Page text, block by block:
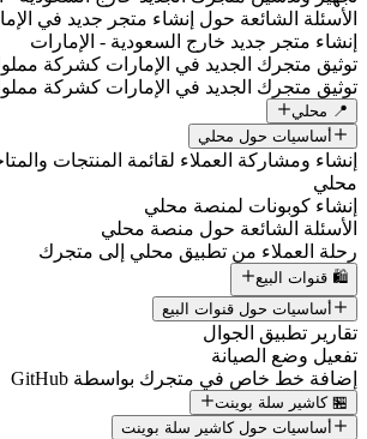
الأسئلة الشائعة حول إنشاء متجر جديد في
إنشاء متجر جديد خارج السعودية - الإمارات
توثيق متجرك الجديد في الإمارات كشركة
توثيق متجرك الجديد في الإمارات كشركة
📍 محلي
أساسيات حول محلي
إنشاء ومشاركة العملاء لقائمة المنتجات
محلي
إنشاء كوبونات لمنصة محلي
الأسئلة الشائعة حول منصة محلي
رحلة العملاء من تطبيق محلي إلى متجرك
🛍️ قنوات البيع
أساسيات حول قنوات البيع
تقارير تطبيق الجوال
تفعيل وضع الصيانة
إضافة خط خاص في متجرك بواسطة GitHub
🏪 كاشير سلة بوينت
أساسيات حول كاشير سلة بوينت